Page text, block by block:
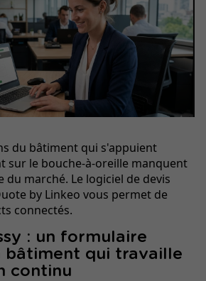
du bâtiment qui s'appuient
sur le bouche-à-oreille manquent
du marché. Le logiciel de devis
by Linkeo vous permet de
connectés.
: un formulaire
bâtiment qui travaille
continu